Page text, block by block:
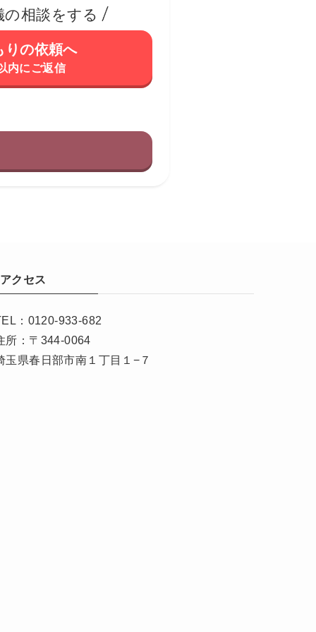
の相談をする
りの依頼へ
内にご返信
アクセス
：0120-933-682
所：〒344-0064
玉県春日部市南１丁目１−７